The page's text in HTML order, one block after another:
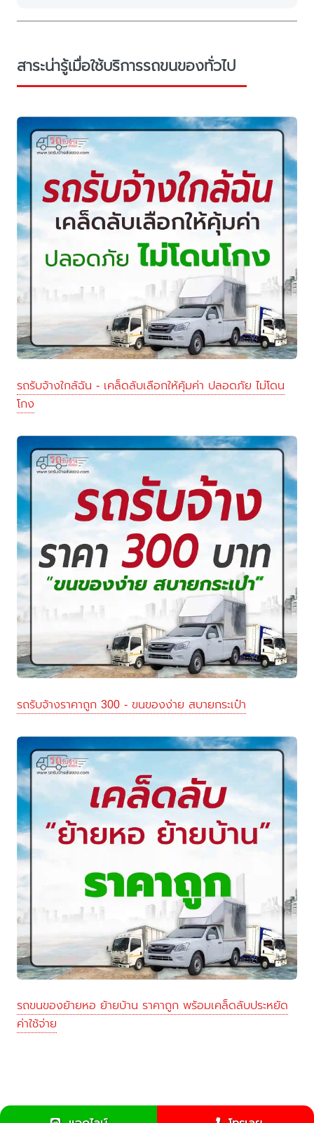
สาระน่ารู้เมื่อใช้บริการรถขนของทั่วไป
รถรับจ้างใกล้ฉัน - เคล็ดลับเลือกให้คุ้มค่า ปลอดภัย ไม่โดน
โกง
รถรับจ้างราคาถูก 300 - ขนของง่าย สบายกระเป๋า
รถขนของย้ายหอ ย้ายบ้าน ราคาถูก พร้อมเคล็ดลับประหยัด
ค่าใช้จ่าย